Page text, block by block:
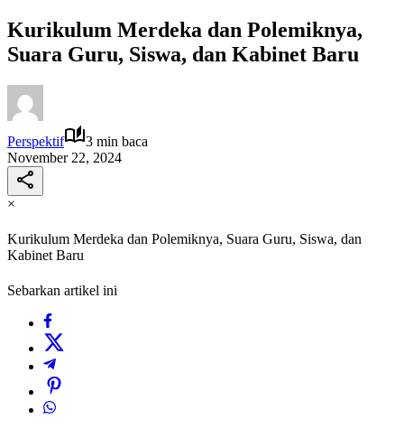
Kurikulum Merdeka dan Polemiknya,
Suara Guru, Siswa, dan Kabinet Baru
Perspektif
3 min baca
November 22, 2024
×
Kurikulum Merdeka dan Polemiknya, Suara Guru, Siswa, dan
Kabinet Baru
Sebarkan artikel ini